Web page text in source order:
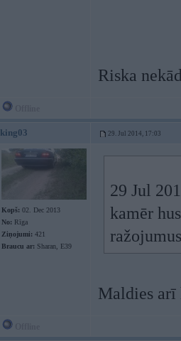
Riska
king03 29. Jul 2014, 17:03
Kopš: 02. Dec 2013
No: Rīga
Ziņojumi: 421
Braucu ar: Sharan, E39
29 Jul
kamēr
Maldies